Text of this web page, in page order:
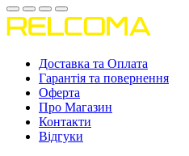
Доставка та Оплата
Гарантія та повернення
Оферта
Про Магазин
Контакти
Відгуки